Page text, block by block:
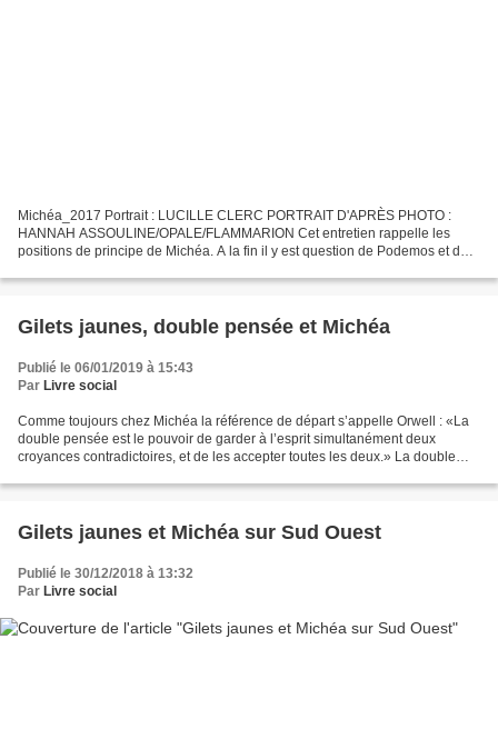
Michéa_2017 Portrait : LUCILLE CLERC PORTRAIT D'APRÈS PHOTO :
HANNAH ASSOULINE/OPALE/FLAMMARION Cet entretien rappelle les
positions de principe de Michéa. A la fin il y est question de Podemos et de
Gilets jaunes, double pensée et Michéa
Publié le 06/01/2019 à 15:43
Par Livre social
Comme toujours chez Michéa la référence de départ s’appelle Orwell : «La
double pensée est le pouvoir de garder à l’esprit simultanément deux
croyances contradictoires, et de les accepter toutes les deux.» La double
Gilets jaunes et Michéa sur Sud Ouest
Publié le 30/12/2018 à 13:32
Par Livre social